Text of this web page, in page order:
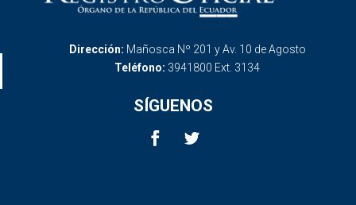
Dirección: Mañosca Nº 201 y Av. 10 de Agosto
Teléfono: 3941800 Ext. 3134
SÍGUENOS